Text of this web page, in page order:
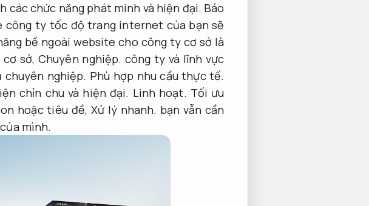
các chức năng phát minh và hiện đại. Báo
ty tốc độ trang internet của bạn sẽ
bề ngoài website cho công ty cơ sở là
cơ sở,Chuyên nghiệp. công ty và lĩnh vực
chuyên nghiệp. Phù hợp nhu cầu thực tế.
chỉn chu và hiện đại. Linh hoạt. Tối ưu
hoặc tiêu đề, Xử lý nhanh. bạn vẫn cần
mình.